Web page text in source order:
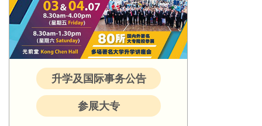
升学及国际事务公告
参展大专